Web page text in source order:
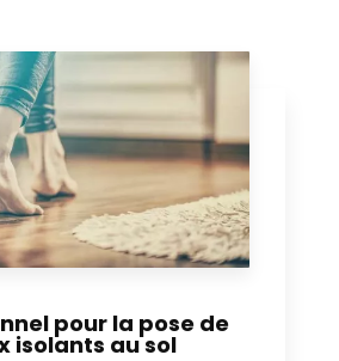
pour la pose de
isolants au sol